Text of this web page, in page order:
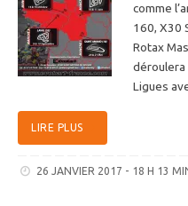
comme
160, X30
Rotax
déroulera
Ligues
LIRE PLUS
26 JANVIER 2017 - 18 H 13